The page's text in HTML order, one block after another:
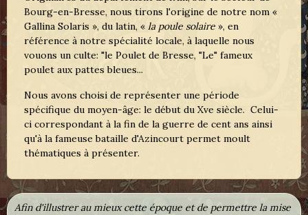
Bourg-en-Bresse, nous tirons l'origine de notre nom «
Gallina Solaris », du latin, « la poule solaire », en
référence à notre spécialité locale, à laquelle nous
vouons un culte: "le Poulet de Bresse, "Le" fameux
poulet aux pattes bleues...
Nous avons choisi de représenter une période
spécifique du moyen-âge: le début du Xve siècle. Celui-
ci correspondant à la fin de la guerre de cent ans ainsi
qu'à la fameuse bataille d'Azincourt permet moult
thématiques à présenter.
Afin d'illustrer au mieux cette époque et de permettre la mise